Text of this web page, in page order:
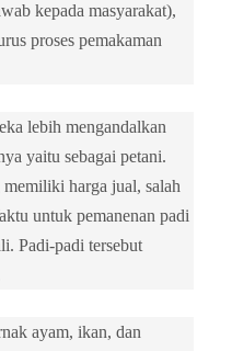
kepada masyarakat),
proses pemakaman
lebih mengandalkan
yaitu sebagai petani.
harga jual, salah
untuk pemanenan padi
Padi-padi tersebut
ayam, ikan, dan